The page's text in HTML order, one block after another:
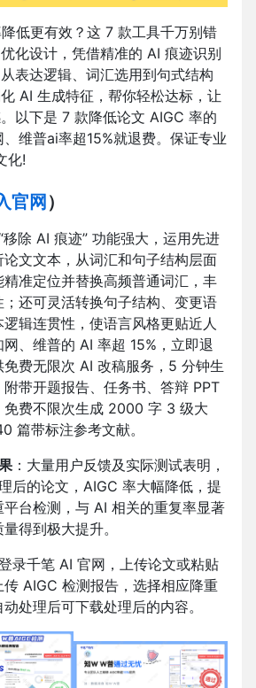
低更有效？这 7 款工具千万别错
化设计，凭借精准的 AI 痕迹识别
表达逻辑、词汇选用到句式结构
AI 生成特征，帮你轻松达标，让
以下是 7 款降低论文 AIGC 率的
维普ai率超15%就退费。保证专业
化!
官网 ）
“移除 AI 痕迹” 功能强大，运用先进
文文本，从词汇和句子结构层面
准定位并替换高频普通词汇，丰
还可灵活转换句子结构、变更语
辑连贯性，使语言风格更贴近人
、维普的 AI 率超 15%，立即退
免费无限次 AI 改稿服务，5 分钟生
附带开题报告、任务书、答辩 PPT
免费不限次生成 2000 字 3 级大
篇带标注参考文献。
：大量用户反馈及实际测试表明，
后的论文，AIGC 率大幅降低，提
台检测，与 AI 相关的重复率显著
得到极大提升。
登录千笔 AI 官网，上传论文或粘贴
AIGC 检测报告，选择相应降重
处理后可下载处理后的内容。